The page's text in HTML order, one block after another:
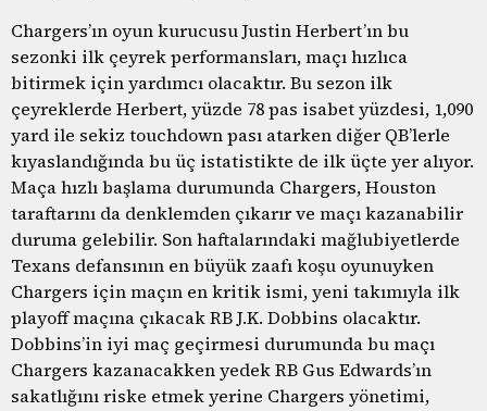
Chargers’ın oyun kurucusu Justin Herbert’ın bu
sezonki ilk çeyrek performansları, maçı hızlıca
bitirmek için yardımcı olacaktır. Bu sezon ilk
çeyreklerde Herbert, yüzde 78 pas isabet yüzdesi, 1,090
yard ile sekiz touchdown pası atarken diğer QB’lerle
kıyaslandığında bu üç istatistikte de ilk üçte yer alıyor.
Maça hızlı başlama durumunda Chargers, Houston
taraftarını da denklemden çıkarır ve maçı kazanabilir
duruma gelebilir. Son haftalarındaki mağlubiyetlerde
Texans defansının en büyük zaafı koşu oyunuyken
Chargers için maçın en kritik ismi, yeni takımıyla ilk
playoff maçına çıkacak RB J.K. Dobbins olacaktır.
Dobbins’in iyi maç geçirmesi durumunda bu maçı
Chargers kazanacakken yedek RB Gus Edwards’ın
sakatlığını riske etmek yerine Chargers yönetimi,